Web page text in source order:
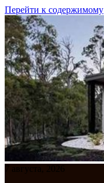
Перейти к содержимому
7 августа, 2026